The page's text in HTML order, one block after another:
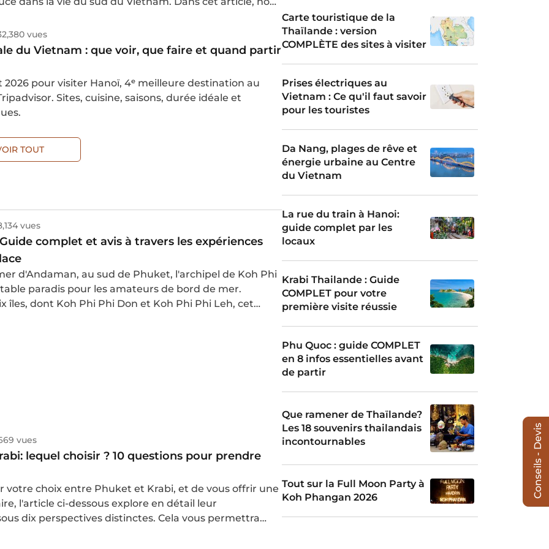
votre découverte du delta.
vues
du Vietnam : que voir, que faire et quand partir
2026 pour visiter Hanoï, 4ᵉ meilleure destination au
Sites, cuisine, saisons, durée idéale et
TOUT
vues
complet et avis à travers les expériences
d'Andaman, au sud de Phuket, l'archipel de Koh Phi
paradis pour les amateurs de bord de mer.
îles, dont Koh Phi Phi Don et Koh Phi Phi Leh, cet
vues
lequel choisir ? 10 questions pour prendre
votre choix entre Phuket et Krabi, et de vous offrir une
l'article ci-dessous explore en détail leur
dix perspectives distinctes. Cela vous permettra
Carte touristique de la
Thaïlande : version
COMPLÈTE des sites à visiter
Prises électriques au
Vietnam : Ce qu'il faut savoir
pour les touristes
Da Nang, plages de rêve et
énergie urbaine au Centre
du Vietnam
La rue du train à Hanoi:
guide complet par les
locaux
Krabi Thailande : Guide
COMPLET pour votre
première visite réussie
Phu Quoc : guide COMPLET
en 8 infos essentielles avant
de partir
Que ramener de Thaïlande?
Les 18 souvenirs thailandais
incontournables
Tout sur la Full Moon Party à
Koh Phangan 2026
Conseils - Devis